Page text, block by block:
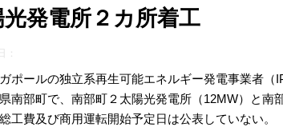
光発電所２カ所着工
：
ポールの独立系再生可能エネルギー発電事業者（
南部町で、南部町２太陽光発電所（12MW）と南
工費及び商用運転開始予定日は公表していない。